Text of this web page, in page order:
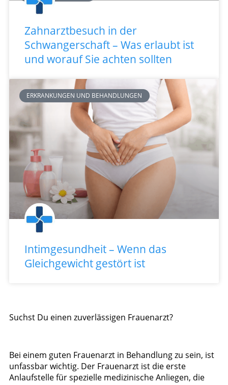
Zahnarztbesuch in der
Schwangerschaft – Was erlaubt ist
und worauf Sie achten sollten
ERKRANKUNGEN UND BEHANDLUNGEN
Intimgesundheit – Wenn das
Gleichgewicht gestört ist
Suchst Du einen zuverlässigen Frauenarzt?
Bei einem guten Frauenarzt in Behandlung zu sein, ist
unfassbar wichtig. Der Frauenarzt ist die erste
Anlaufstelle für spezielle medizinische Anliegen, die